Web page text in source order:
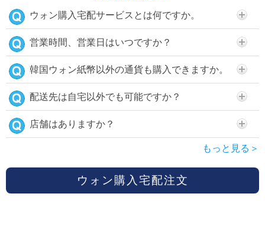
ウォン購入宅配サービスとは何ですか。
営業時間、営業日はいつですか？
韓国ウォン紙幣以外の通貨も購入できますか。
配送先は自宅以外でも可能ですか？
店舗はありますか？
もっと見る＞
ウォン購入宅配注文